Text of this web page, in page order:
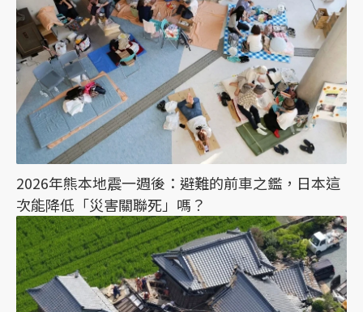
2026年熊本地震一週後：避難的前車之鑑，日本這
次能降低「災害關聯死」嗎？